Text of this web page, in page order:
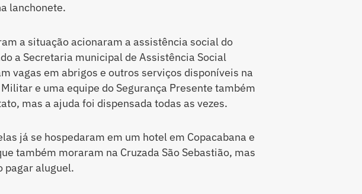
lanchonete.
a situação acionaram a assistência social do
a Secretaria municipal de Assistência Social
vagas em abrigos e outros serviços disponíveis na
e uma equipe do Segurança Presente também
mas a ajuda foi dispensada todas as vezes.
já se hospedaram em um hotel em Copacabana e
também moraram na Cruzada São Sebastião, mas
pagar aluguel.